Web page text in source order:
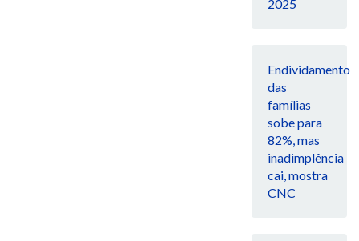
2025
Endividamento
das
famílias
sobe para
82%, mas
inadimplência
cai, mostra
CNC